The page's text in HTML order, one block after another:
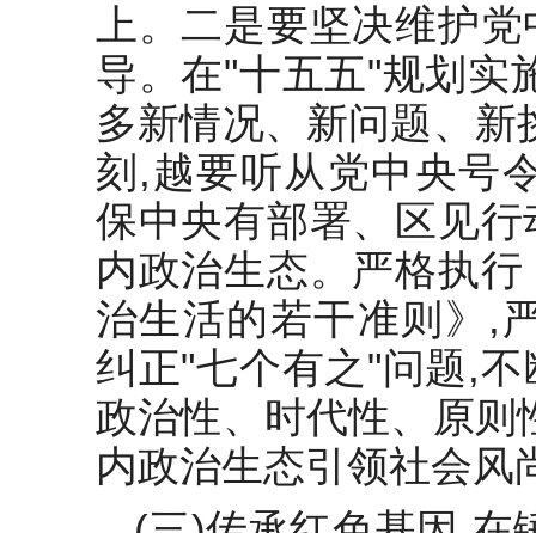
上。二是要坚决维护
导。在"十五五"规划实
多新情况、新问题、
刻,越要听从党中央号
保中央有部署、区见
内政治生态。严格执
治生活的若干准则》,
纠正"七个有之"问题,
政治性、时代性、原
内政治生态引领社会风